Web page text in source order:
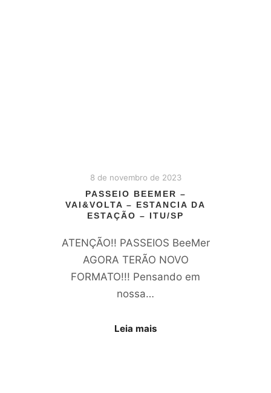
8 de novembro de 2023
PASSEIO BEEMER –
VAI&VOLTA – ESTANCIA DA
ESTAÇÃO – ITU/SP
ATENÇÃO!! PASSEIOS BeeMer
AGORA TERÃO NOVO
FORMATO!!! Pensando em
nossa…
Leia mais